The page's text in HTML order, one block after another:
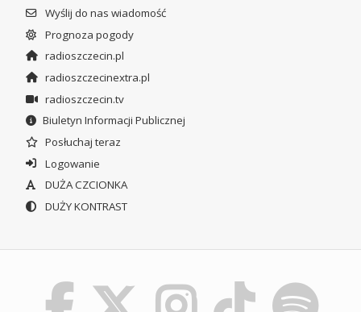
Wyślij do nas wiadomość
Prognoza pogody
radioszczecin.pl
radioszczecinextra.pl
radioszczecin.tv
Biuletyn Informacji Publicznej
Posłuchaj teraz
Logowanie
DUŻA CZCIONKA
DUŻY KONTRAST